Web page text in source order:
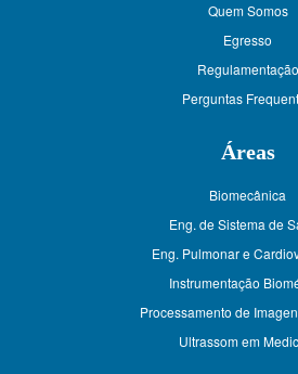
Quem Somos
Egresso
Regulamentação
Perguntas
Áreas
Biomecânica
Eng. de Sistema de
Eng. Pulmonar e
Instrumentação
Processamento de
Ultrassom em